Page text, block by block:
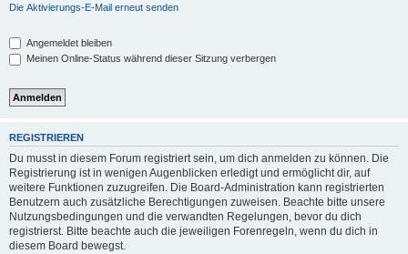
Die Aktivierungs-E-Mail erneut senden
Angemeldet bleiben
Meinen Online-Status während dieser Sitzung verbergen
REGISTRIEREN
Du musst in diesem Forum registriert sein, um dich anmelden zu können. Die
Registrierung ist in wenigen Augenblicken erledigt und ermöglicht dir, auf
weitere Funktionen zuzugreifen. Die Board-Administration kann registrierten
Benutzern auch zusätzliche Berechtigungen zuweisen. Beachte bitte unsere
Nutzungsbedingungen und die verwandten Regelungen, bevor du dich
registrierst. Bitte beachte auch die jeweiligen Forenregeln, wenn du dich in
diesem Board bewegst.